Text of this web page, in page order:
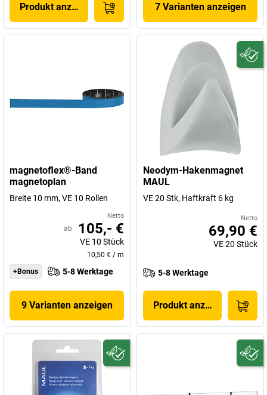
Produkt anzeigen 7 Varianten anzeigen
magnetoflex®-Band
magnetoplan
Breite 10 mm, VE 10 Rollen
Netto
ab 105,- €
VE 10 Stück
10,50 € / m
+Bonus
5-8 Werktage
9 Varianten anzeigen
Neodym-Hakenmagnet
MAUL
VE 20 Stk, Haftkraft 6 kg
Netto
69,90 €
VE20 Stück
5-8 Werktage
Produkt anzeigen